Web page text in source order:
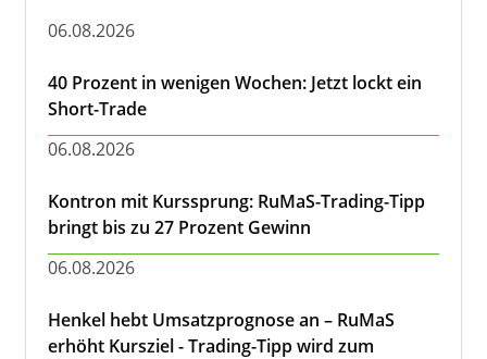
06.08.2026
40 Prozent in wenigen Wochen: Jetzt lockt ein
Short-Trade
06.08.2026
Kontron mit Kurssprung: RuMaS-Trading-Tipp
bringt bis zu 27 Prozent Gewinn
06.08.2026
Henkel hebt Umsatzprognose an – RuMaS
erhöht Kursziel - Trading-Tipp wird zum